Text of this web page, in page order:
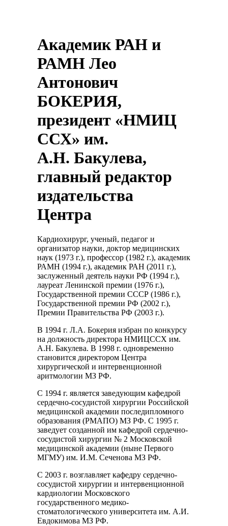
Академик РАН и
РАМН Лео
Антонович
БОКЕРИЯ,
президент «НМИЦ
ССХ» им.
А.Н. Бакулева,
главный редактор
издательства
Центра
Кардиохирург, ученый, педагог и
организатор науки, доктор медицинских
наук (1973 г.), профессор (1982 г.), академик
РАМН (1994 г.), академик РАН (2011 г.),
заслуженный деятель науки РФ (1994 г.),
лауреат Ленинской премии (1976 г.),
Государственной премии СССР (1986 г.),
Государственной премии РФ (2002 г.),
Премии Правительства РФ (2003 г.).
В 1994 г. Л.А. Бокерия избран по конкурсу
на должность директора НМИЦССХ им.
А.Н. Бакулева. В 1998 г. одновременно
становится директором Центра
хирургической и интервенционной
аритмологии МЗ РФ.
С 1994 г. является заведующим кафедрой
сердечно-сосудистой хирургии Российской
медицинской академии последипломного
образования (РМАПО) МЗ РФ. С 1995 г.
заведует созданной им кафедрой сердечно-
сосудистой хирургии № 2 Московской
медицинской академии (ныне Первого
МГМУ) им. И.М. Сеченова МЗ РФ.
С 2003 г. возглавляет кафедру сердечно-
сосудистой хирургии и интервенционной
кардиологии Московского
государственного медико-
стоматологического университета им. А.И.
Евдокимова МЗ РФ.